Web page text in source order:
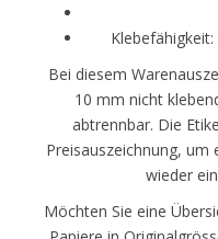
Bei diesem
10 mm nicht
abtrennbar. Die
Preisauszeichnung, um
wieder
Möchten Sie eine